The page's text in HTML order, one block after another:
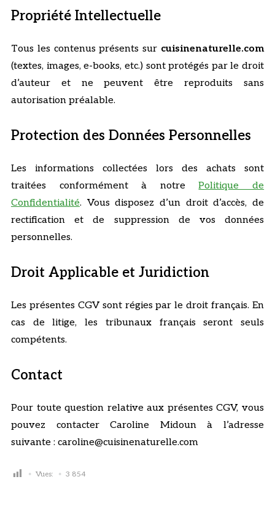
Propriété Intellectuelle
Tous les contenus présents sur cuisinenaturelle.com
(textes, images, e-books, etc.) sont protégés par le droit
d’auteur et ne peuvent être reproduits sans
autorisation préalable.
Protection des Données Personnelles
Les informations collectées lors des achats sont
traitées conformément à notrePolitique de
Confidentialité. Vous disposez d’un droit d’accès, de
rectification et de suppression de vos données
personnelles.
Droit Applicable et Juridiction
Les présentes CGV sont régies par le droit français. En
cas de litige, les tribunaux français seront seuls
compétents.
Contact
Pour toute question relative aux présentes CGV, vous
pouvez contacter Caroline Midoun à l’adresse
suivante : caroline@cuisinenaturelle.com
Vues: 3 854